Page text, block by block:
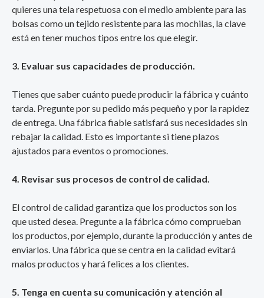
quieres una tela respetuosa con el medio ambiente para las
bolsas como un tejido resistente para las mochilas, la clave
está en tener muchos tipos entre los que elegir.
3. Evaluar sus capacidades de producción.
Tienes que saber cuánto puede producir la fábrica y cuánto
tarda. Pregunte por su pedido más pequeño y por la rapidez
de entrega. Una fábrica fiable satisfará sus necesidades sin
rebajar la calidad. Esto es importante si tiene plazos
ajustados para eventos o promociones.
4. Revisar sus procesos de control de calidad.
El control de calidad garantiza que los productos son los
que usted desea. Pregunte a la fábrica cómo comprueban
los productos, por ejemplo, durante la producción y antes de
enviarlos. Una fábrica que se centra en la calidad evitará
malos productos y hará felices a los clientes.
5. Tenga en cuenta su comunicación y atención al